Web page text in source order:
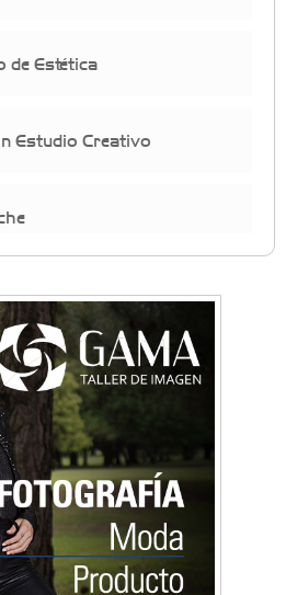
de Estética
Estudio Creativo
Alejandro Sánchez